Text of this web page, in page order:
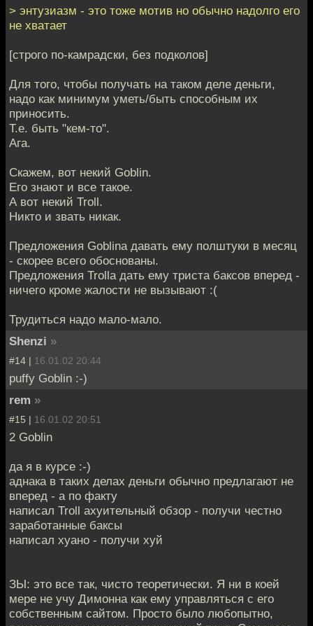
> энтузиазм - это тоже мотив но обычно надолго его
не хватает
[строго по-камрадски, без подколов]
Для того, чтобы получать на таком деле деньги,
надо как минимум уметь/быть способным их
приносить.
Т.е. быть "кем-то".
Ага.
Скажем, вот некий Goblin.
Его знают и все такое.
А вот некий Troll.
Никто и звать никак.
Предложения Goblina давать ему полштуки в месяц
- скорее всего обоснованы.
Предложения Trolla дать ему триста баксов вперед -
ничего кроме жалости не вызывают :(
Трудиться надо мало-мало.
Shenzi »
#14 | 16.01.02 20:44
puffy Goblin :-)
rem »
#15 | 16.01.02 20:51
2 Goblin
да я в курсе :-)
аднака в таких делах деньги обычно предлагают не
вперед - а по факту
написал Troll ахуительный обзор - получи честно
заработанные баксы
написал хуано - получи хуй
ЗЫ: это все так, чисто теоретически. Я ни в коей
мере не учу Димонна как ему управляться с его
собственным сайтом. Просто было любопытно,